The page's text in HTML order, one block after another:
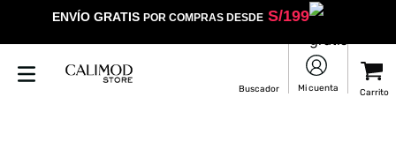
ENVÍO GRATIS POR COMPRAS DESDES/199